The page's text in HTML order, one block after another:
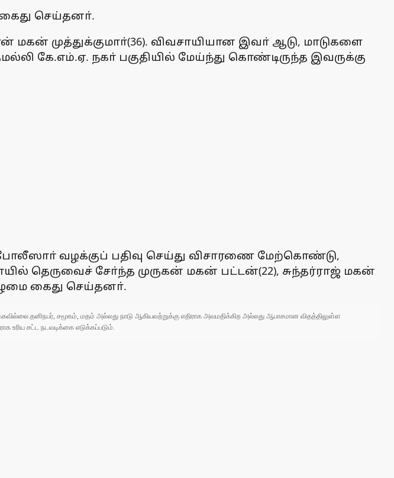
செய்தனா்.
மகன் முத்துக்குமாா்(36). விவசாயியான இவா் ஆடு, மாடுகளை
கே.எம்.ஏ. நகா் பகுதியில் மேய்ந்து கொண்டிருந்த இவருக்கு
போலீஸாா் வழக்குப் பதிவு செய்து விசாரணை மேற்கொண்டு,
தெருவைச் சோ்ந்த முருகன் மகன் பட்டன்(22), சுந்தர்ராஜ் மகன்
கைது செய்தனா்.
சமூகம், மதம் அல்லது நாடு ஆகியவற்றுக்கு எதிராக அவமதிக்கிற அல்லது ஆபாசமான விதத்திலுள்ள
உரிய சட்ட நடவடிக்கை எடுக்கப்படும்.